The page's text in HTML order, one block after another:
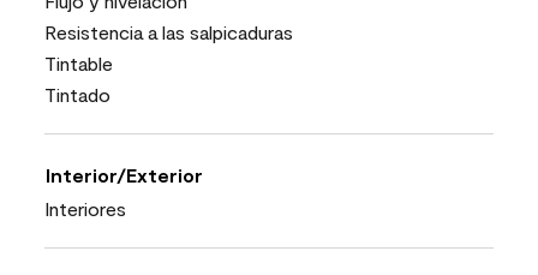
Resistencia a las salpicaduras
Tintable
Tintado
Interior/Exterior
Interiores